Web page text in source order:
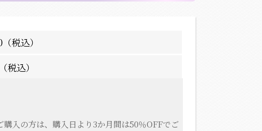
税込）
税込）
入の方は、購入日より3か月間は50％OFFでご